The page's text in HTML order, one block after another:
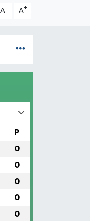
A- A+
P
0
0
0
0
0